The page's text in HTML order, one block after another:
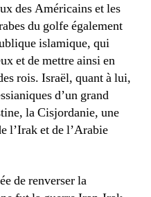
des Américains et les
du golfe également
islamique, qui
et de mettre ainsi en
rois. Israël, quant à lui,
d’un grand
la Cisjordanie, une
l’Irak et de l’Arabie
de renverser la